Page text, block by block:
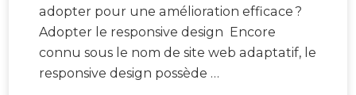
adopter pour une amélioration efficace ?
Adopter le responsive design Encore
connu sous le nom de site web adaptatif, le
responsive design possède …